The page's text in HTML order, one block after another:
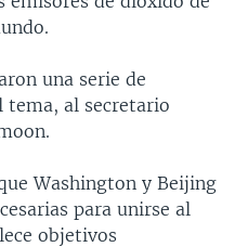
una serie de
tema, al secretario
Washington y Beijing
para unirse al
objetivos